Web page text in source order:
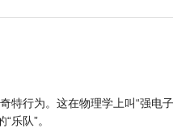
特行为。这在物理学上叫“强电
乐队”。